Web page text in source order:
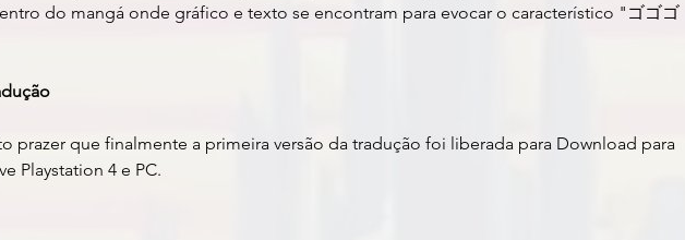
do mangá onde gráfico e texto se encontram para evocar o característico "ゴゴゴ
prazer que finalmente a primeira versão da tradução foi liberada para Download para
Playstation 4 e PC.